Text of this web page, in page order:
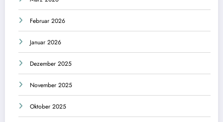
Februar 2026
Januar 2026
Dezember 2025
November 2025
Oktober 2025